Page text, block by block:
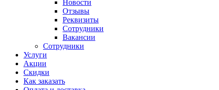
Новости
Отзывы
Реквизиты
Сотрудники
Вакансии
Сотрудники
Услуги
Акции
Скидки
Как заказать